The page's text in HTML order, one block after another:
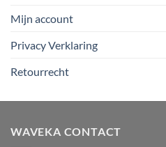
Mijn account
Privacy Verklaring
Retourrecht
WAVEKA CONTACT